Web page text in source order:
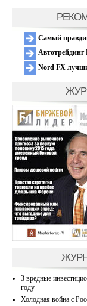
Самый
Автотрейдинг
Nord FX
3 вредные
году
Холодная война с